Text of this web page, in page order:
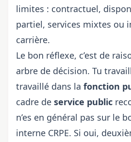
limites : contractuel,
partiel, services mixtes ou
carrière.
Le bon réflexe, c’est de
arbre de décision. Tu
travaillé dans la fonction
cadre de service public
n’es en général pas sur le
interne CRPE. Si oui,